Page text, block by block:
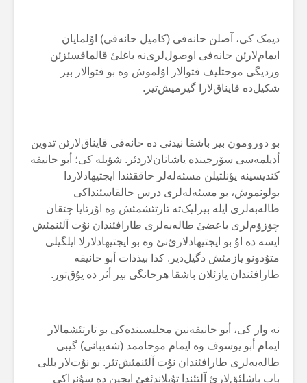
دیمک کی، آصلن حانەفی (کامیل حانەفی) اۇلمایان
ایمام‌لارئن حانەفی اوصول‌لری‌نە باغلئ قالماقسئزئن
وردیگی موحتلیف فتوالار اۇلموش وە بو فتوالار بیر
شکیل‌دە قایناق‌لارا گیرمیش‌تیر.
بو دورومون بیر باشقا نیدنی دە حانەفی قایناق‌لارئن تدوین
أدیلمەسی سۆرجیندە یاشانان‌لاردئر. شؤیلە کی؛ أبو حانیفە
کندیسینە یؤنلتیلن مسئەلەلر حاققئندا ایجتیهادلاردا
بولونموش، بو مسئەلەلری درس حالقاسئنداکی
طالەبەلری ایلە بیرلیک‌تە تارتئشمئش وە اۇرتایا چئقان
چؤزۆم‌لری باعضئ طالەبەلری طارافئندان نۇت آلئنمئش
ایسە دە اۇ بو ایجتیهادلارئ‌نئ وە بو ایجتیهادلارلا ایلگیلی
متۇدونو یازمئش دگیل‌دیر. کذا بیذذات أبو حانیفە
طارافئندان یازئلان باشقا هرحانگی بیر أثر دە یۇق‌تور.
نە وار کی، أبو حانیفەنین مجلیسیندەکی بو تارتئشمالار
ایمام أبو یوسوف وە ایمام موحاممد (شەیبانی) گیبی
طالەبەلری طارافئندان نۇت آلئنمئش‌تئر. بو نۇت‌لار بللی
باب باشلئق‌لارئ آلتئندا تۇپلاندئغئ ایچین دە سۇنراکی